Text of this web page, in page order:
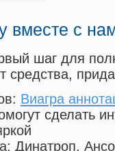
вместе с
шаг для
средства,
Виагра
сделать
: Динатроп,